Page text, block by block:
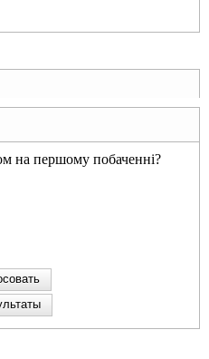
на першому побаченні?